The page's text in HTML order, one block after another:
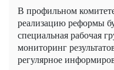
В профильном
реализацию реформы
специальная рабочая
мониторинг
регулярное